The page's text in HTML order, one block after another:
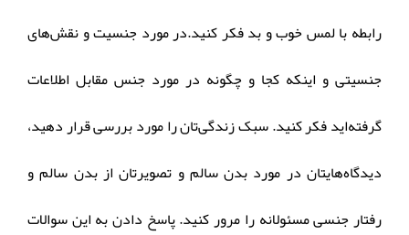
رابطه با لمس خوب و بد فکر کنید.در مورد جنسیت و نقش‌های
جنسیتی و اینکه کجا و چگونه در مورد جنس مقابل اطلاعات
گرفته‌اید فکر کنید. سبک زندگی‌تان را مورد بررسی قرار دهید،
دیدگاه‌هایتان در مورد بدن سالم و تصویرتان از بدن سالم و
رفتار جنسی مسئولانه را مرور کنید. پاسخ دادن به این سوالات